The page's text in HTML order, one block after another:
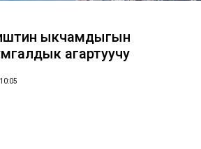
ыкчамдыгын
агартуучу
10:05